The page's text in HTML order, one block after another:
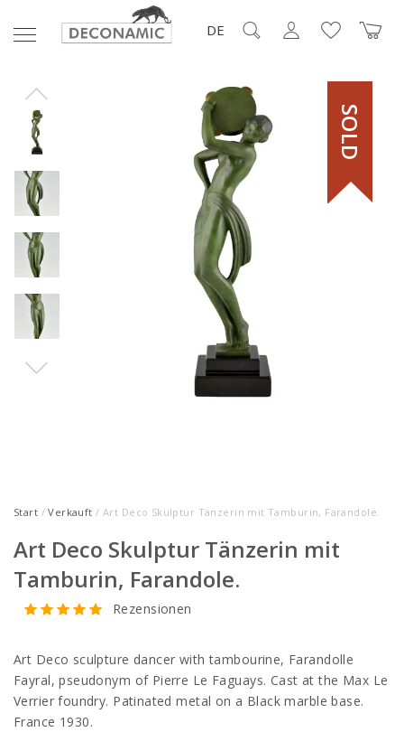
DE
SOLD
Start /Verkauft / Art Deco Skulptur Tänzerin mit Tamburin, Farandole.
Art Deco Skulptur Tänzerin mit
Tamburin, Farandole.
Rezensionen
Art Deco sculpture dancer with tambourine, Farandolle
Fayral, pseudonym of Pierre Le Faguays. Cast at the Max Le
Verrier foundry. Patinated metal on a Black marble base.
France 1930.